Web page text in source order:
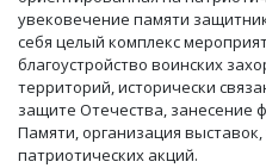
увековечение памяти
себя целый комплекс
благоустройство воинских
территорий, исторически
защите Отечества, занесение
Памяти, организация
патриотических акций.